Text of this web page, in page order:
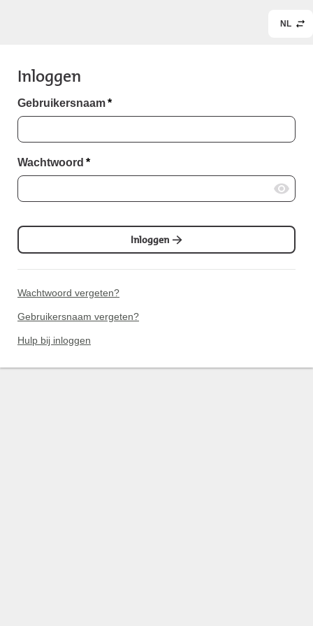
NL
Inloggen
Gebruikersnaam*
Wachtwoord *
Inloggen
Wachtwoord vergeten?
Gebruikersnaam vergeten?
Hulp bij inloggen